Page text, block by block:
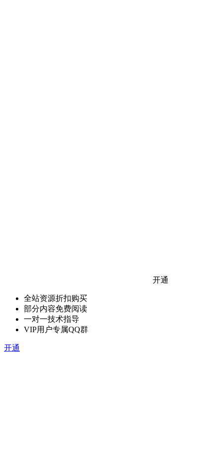
开通
全站资源折扣购买
部分内容免费阅读
一对一技术指导
VIP用户专属QQ群
开通